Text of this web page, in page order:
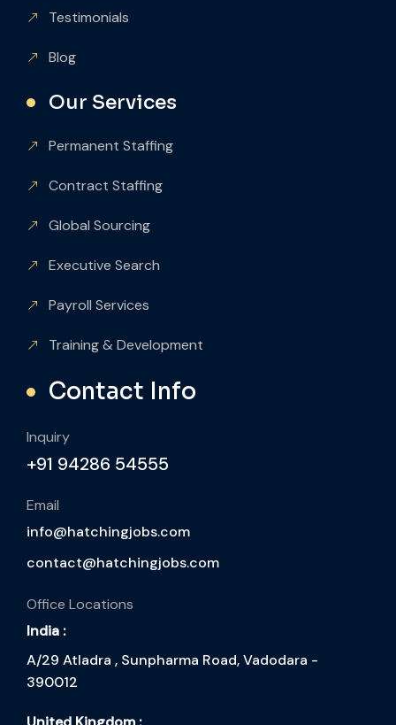
Testimonials
Blog
Our Services
Permanent Staffing
Contract Staffing
Global Sourcing
Executive Search
Payroll Services
Training & Development
Contact Info
Inquiry
+91 94286 54555
Email
info@hatchingjobs.com
contact@hatchingjobs.com
Office Locations
India :
A/29 Atladra , Sunpharma Road, Vadodara -
390012